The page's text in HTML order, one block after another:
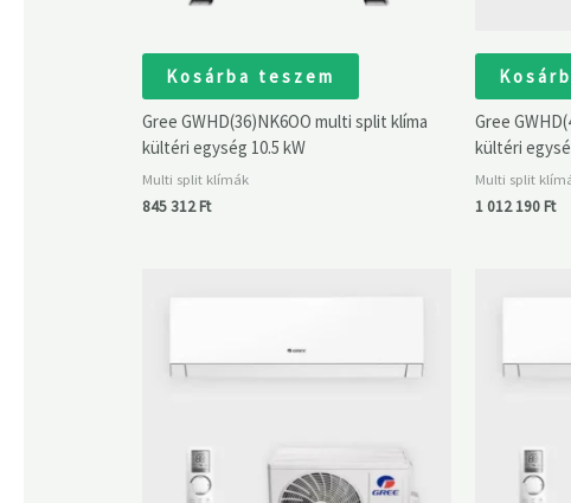
Kosárba teszem
Gree GWHD(36)NK6OO multi split klíma
kültéri egység 10.5 kW
Multi split klímák
845 312Ft
Gree
kültéri
Multi split
1 012 190Ft